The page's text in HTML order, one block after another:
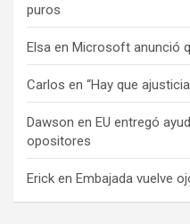
puros
Elsa en Microsoft anunció
Carlos en “Hay que
Dawson en EU entregó
opositores
Erick en Embajada vuelve